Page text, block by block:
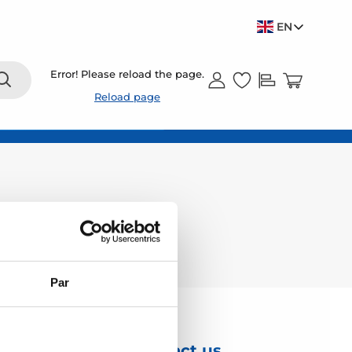
Par
EN
Error! Please reload the page.
Reload page